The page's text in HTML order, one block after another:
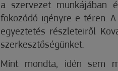
a szervezet munkájában
fokozódó igényre e téren.
egyeztetés részleteiről
szerkesztőségünket.
Mint mondta, idén sem